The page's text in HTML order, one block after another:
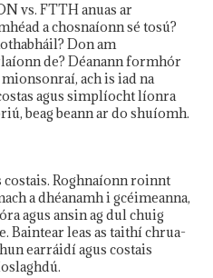
vs. FTTH anuas ar
a chosnaíonn sé tosú?
Don am
de? Déanann formhór
ach is iad na
agus simplíocht líonra
beag beann ar do shuíomh.
costais. Roghnaíonn roinnt
a dhéanamh i gcéimeanna,
agus ansin ag dul chuig
Baintear leas as taithí chrua-
earráidí agus costais